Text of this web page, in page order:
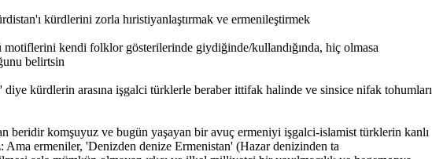
kürdlerini zorla hıristiyanlaştırmak ve ermenileştirmek
kendi folklor gösterilerinde giydiğinde/kullandığında, hiç olmasa
belirtsin
kürdlerin arasına işgalci türklerle beraber ittifak halinde ve sinsice nifak tohumları
beridir komşuyuz ve bugün yaşayan bir avuç ermeniyi işgalci-islamist türklerin kanlı
Ama ermeniler, 'Denizden denize Ermenistan' (Hazar denizinden ta